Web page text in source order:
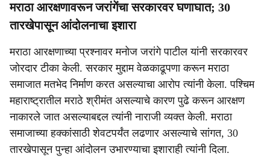
मराठा आरक्षणावरून जरांगेंचा सरकारवर घणाघात; 30
तारखेपासून आंदोलनाचा इशारा
मराठा आरक्षणाच्या प्रश्नावर मनोज जरांगे पाटील यांनी सरकारवर
जोरदार टीका केली. सरकार मुद्दाम वेळकाढूपणा करून मराठा
समाजात मतभेद निर्माण करत असल्याचा आरोप त्यांनी केला. पश्चिम
महाराष्ट्रातील मराठे श्रीमंत असल्याचे कारण पुढे करून आरक्षण
नाकारले जात असल्याबद्दल त्यांनी नाराजी व्यक्त केली. मराठा
समाजाच्या हक्कांसाठी शेवटपर्यंत लढणार असल्याचे सांगत, 30
तारखेपासून पुन्हा आंदोलन उभारण्याचा इशाराही त्यांनी दिला.